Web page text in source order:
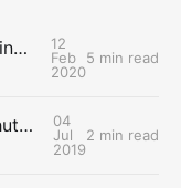
Grünes Häkchen dran: Das Einwilligungskonzept der HPI Schul-Cloud erklärt ✅
12
Feb
2020
5 min read
HPI Schul-Cloud & Datenschutz: ein Alleinstellungsmerkmal
04
Jul
2019
2 min read